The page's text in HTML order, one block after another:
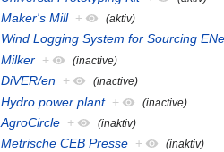
Maker's Mill + (aktiv)
Wind Logging System for Sourcing
Milker + (inactive)
DiVER/en + (inactive)
Hydro power plant + (inactive)
AgroCircle + (inaktiv)
Metrische CEB Presse + (inaktiv)